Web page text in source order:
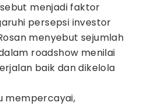
menjadi faktor
persepsi investor
menyebut sejumlah
roadshow menilai
baik dan dikelola
mempercayai,